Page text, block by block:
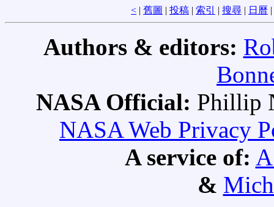
< | 舊圖 | 投稿 | 索引 | 搜尋 | 日曆 |
Authors & editors:
NASA Official: Phillip
NASA Web Privacy
A service of:
&